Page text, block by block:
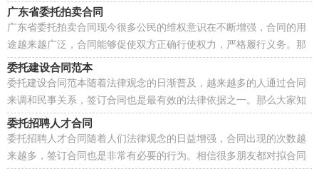
务。那么正式、规范的合同是什么样的呢？以下是小编...
广东省委托拍卖合同
广东省委托拍卖合同现今很多公民的维权意识在不断增强，合同的用
途越来越广泛，合同能够促使双方正确行使权力，严格履行义务。那
么合同要怎么拟定？想必这让大家都很苦恼吧，以下是小...
委托建设合同范本
委托建设合同范本随着法律观念的日渐普及，越来越多的人通过合同
来调和民事关系，签订合同也是最有效的法律依据之一。那么大家知
道合法的合同书怎么写吗？下面是小编整理的委托建...
委托招聘人才合同
委托招聘人才合同随着人们法律观念的日益增强，合同出现的次数越
来越多，签订合同也是非常有必要的行为。相信很多朋友都对拟合同